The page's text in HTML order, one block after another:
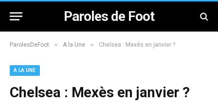
Paroles de Foot
ParolesDeFoot » A la Une » Chelsea : Mexès en janvier ?
A LA UNE
Chelsea : Mexès en janvier ?